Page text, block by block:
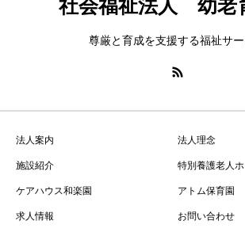
尊厳と育成を支援する福祉サ
法人案内
法人理念
施設紹介
特別養護老人
ケアハウス和楽園
アトム保育園
求人情報
お問い合わせ